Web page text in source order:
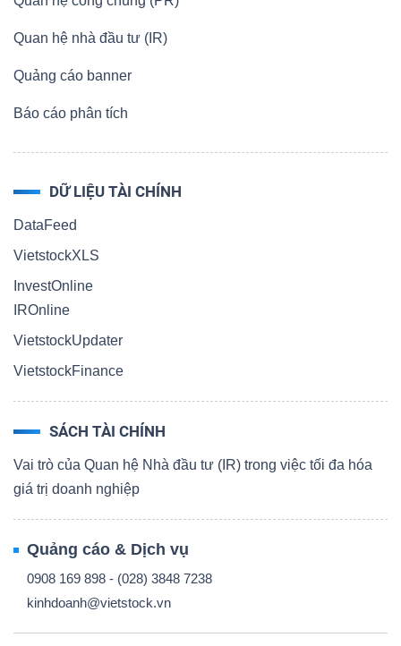
Quan hệ nhà đầu tư (IR)
Quảng cáo banner
Báo cáo phân tích
DỮ LIỆU TÀI CHÍNH
DataFeed
VietstockXLS
InvestOnline
IROnline
VietstockUpdater
VietstockFinance
SÁCH TÀI CHÍNH
Vai trò của Quan hệ Nhà đầu tư (IR) trong việc tối đa hóa
giá trị doanh nghiệp
Quảng cáo & Dịch vụ
0908 169 898 - (028) 3848 7238
kinhdoanh@vietstock.vn